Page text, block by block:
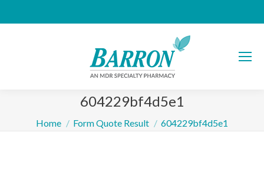
604229bf4d5e1
You are here:
Home Form Quote Result 604229bf4d5e1